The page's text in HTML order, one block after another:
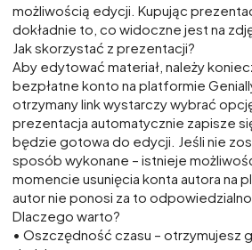
możliwością edycji. Kupując
dokładnie to, co widoczne jest na
Jak skorzystać z prezentacji?
Aby edytować materiał, należy
bezpłatne konto na platformie
otrzymany link wystarczy wybrać
prezentacja automatycznie zapisze
będzie gotowa do edycji. Jeśli nie
sposób wykonane – istnieje
momencie usunięcia konta autora na
autor nie ponosi za to
Dlaczego warto?
• Oszczędność czasu – otrzymujesz